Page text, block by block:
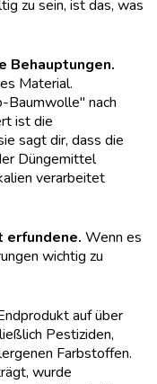
zu sein, ist das, was
Behauptungen.
Material.
Baumwolle" nach
ist die
sagt dir, dass die
Düngemittel
verarbeitet
erfundene. Wenn es
wichtig zu
auf über
Pestiziden,
Farbstoffen.
wurde